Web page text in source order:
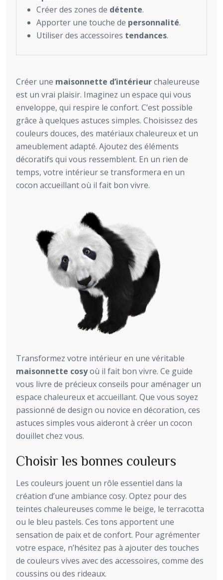
Créer des zones de détente.
Apporter une touche de personnalité.
Utiliser des accessoires tendances.
Créer une maisonnette d’intérieurchaleureuse
est un vrai plaisir. Imaginez un espace qui vous
enveloppe, qui respire le confort. C’est possible
grâce à quelques astuces simples. Choisissez des
couleurs douces, des matériaux chaleureux et un
ameublement adapté. Ajoutez des éléments
décoratifs qui vous ressemblent. En un rien de
temps, votre intérieur se transformera en un
cocon accueillant où il fait bon vivre.
Transformez votre intérieur en une véritable
maisonnette cosyoù il fait bon vivre. Ce guide
vous livre de précieux conseils pour aménager un
espace chaleureux et accueillant. Que vous soyez
passionné de design ou novice en décoration, ces
astuces simples vous aideront à créer un cocon
douillet chez vous.
Choisir les bonnes couleurs
Les couleurs jouent un rôle essentiel dans la
création d’une ambiance cosy. Optez pour des
teintes chaleureuses comme le beige, le terracotta
ou le bleu pastels. Ces tons apportent une
sensation de paix et de confort. Pour agrémenter
votre espace, n’hésitez pas à ajouter des touches
de couleurs vives avec des accessoires, comme des
coussins ou des rideaux.